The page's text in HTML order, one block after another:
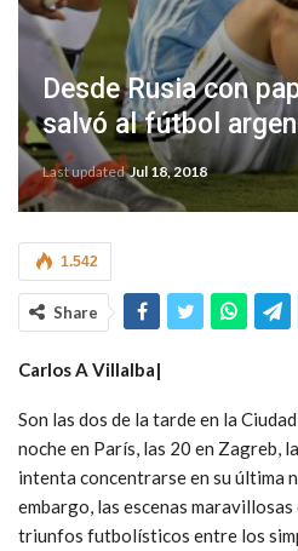
Desde Rusia con
salvó al fútbol
Last updatedJul 18, 2018
1.542
Share
Carlos A Villalba|
Son las dos de la tarde en la
noche en París, las 20 en Zagreb,
intenta concentrarse en su última
embargo, las escenas
triunfos futbolísticos entre los